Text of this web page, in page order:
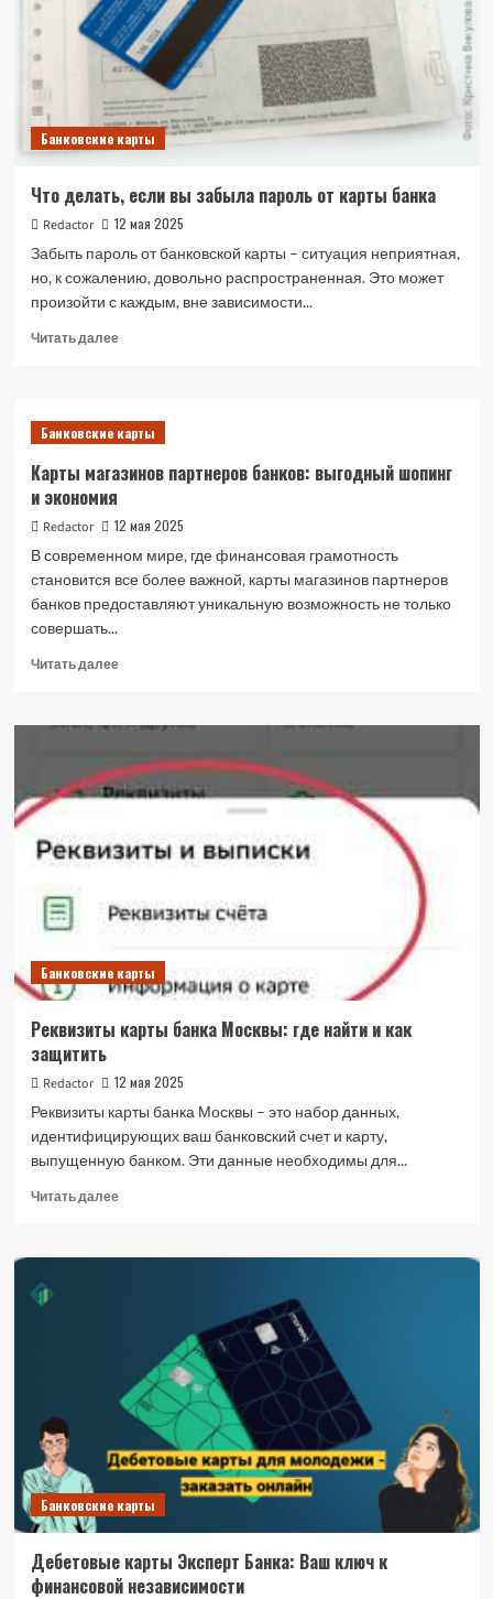
все
доступные
способы
Банковские карты
Что делать, если вы забыла пароль от карты банка
Redactor
12 мая 2025
Забыть пароль от банковской карты – ситуация неприятная,
но, к сожалению, довольно распространенная. Это может
произойти с каждым, вне зависимости...
Читать далееПрочитать
делать,
если
забыла
от
банка
Банковские карты
Карты магазинов партнеров банков: выгодный шопинг
и экономия
Redactor
12 мая 2025
В современном мире‚ где финансовая грамотность
становится все более важной‚ карты магазинов партнеров
банков предоставляют уникальную возможность не только
совершать...
Читать далееПрочитать
Карты
партнеров
банков:
и
Банковские карты
Реквизиты карты банка Москвы: где найти и как
защитить
Redactor
12 мая 2025
Реквизиты карты банка Москвы – это набор данных,
идентифицирующих ваш банковский счет и карту,
выпущенную банком. Эти данные необходимы для...
Читать далееПрочитать
Реквизиты
как
защитить
Банковские карты
Дебетовые карты Эксперт Банка: Ваш ключ к
финансовой независимости